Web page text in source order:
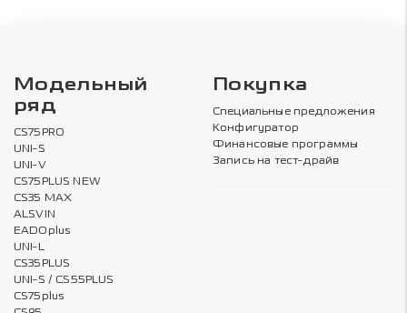
Модельный
ряд
CS75PRO
UNI-S
UNI-V
CS75PLUS NEW
CS35 MAX
ALSVIN
EADOplus
UNI-L
CS35PLUS
UNI-S / CS55PLUS
CS75plus
Покупка
Специальные предложения
Конфигуратор
Финансовые программы
Запись на тест-драйв